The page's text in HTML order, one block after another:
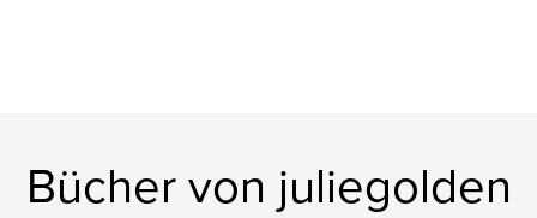
Bücher von juliegolden